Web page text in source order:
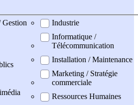
Gestion
Industrie
Informatique /
Télécommunication
Installation / Maintenance
Marketing / Stratégie
commerciale
Ressources Humaines